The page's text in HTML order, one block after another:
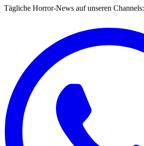
Tägliche Horror-News auf unseren Channels: